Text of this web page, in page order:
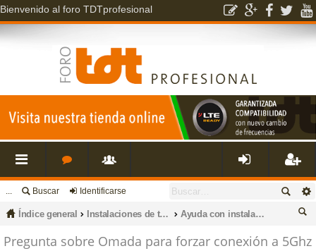
Bienvenido al foro TDTprofesional
nl s eg
... Buscar Identificarse
Índice general Instalaciones de televisión, datos, fibra óptica, porteros, cctv e intrusión.
Ayuda con instalaciones de redes de datos
us
Pregunta sobre Omada para forzar conexión a 5Ghz